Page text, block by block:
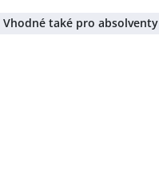
Vhodné také pro absolventy